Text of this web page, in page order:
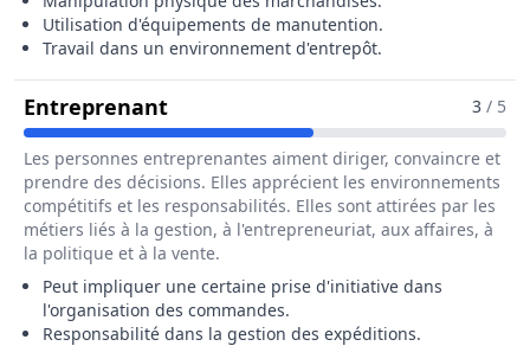
Utilisation d'équipements de manutention.
Travail dans un environnement d'entrepôt.
EntreprenantPour Le Métier De Préparateur /
3 / 5
Les personnes entreprenantes aiment diriger, convaincre et
prendre des décisions. Elles apprécient les environnements
compétitifs et les responsabilités. Elles sont attirées par les
métiers liés à la gestion, à l'entrepreneuriat, aux affaires, à
la politique et à la vente.
Peut impliquer une certaine prise d'initiative dans
l'organisation des commandes.
Responsabilité dans la gestion des expéditions.